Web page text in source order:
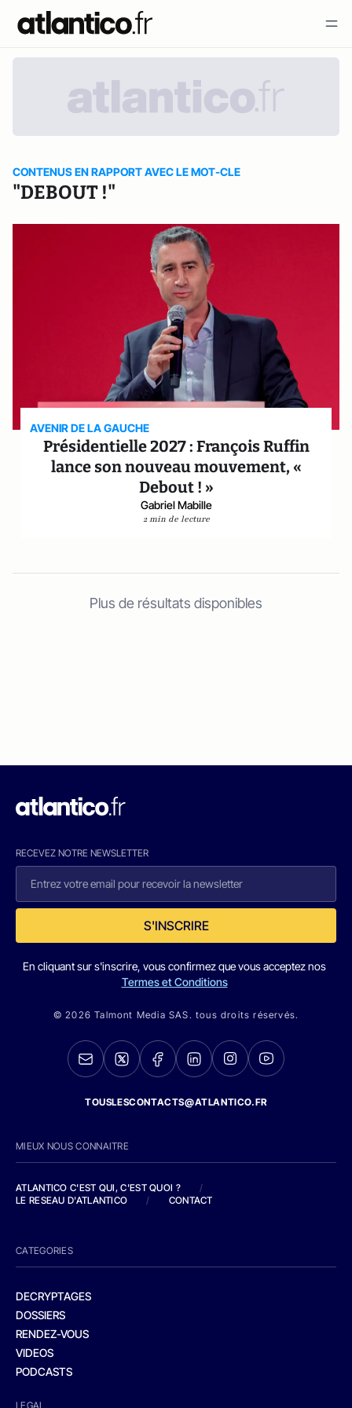
CONTENUS EN RAPPORT AVEC LE MOT-CLE
"DEBOUT !"
AVENIR DE LA GAUCHE
Présidentielle 2027 : François Ruffin
lance son nouveau mouvement, «
Debout ! »
Gabriel Mabille
2 min de lecture
Plus de résultats disponibles
RECEVEZ NOTRE NEWSLETTER
S'INSCRIRE
En cliquant sur s'inscrire, vous confirmez que vous acceptez nos
Termes et Conditions
© 2026 Talmont Media SAS. tous droits réservés.
TOUSLESCONTACTS@ATLANTICO.FR
MIEUX NOUS CONNAITRE
ATLANTICO C'EST QUI, C'EST QUOI ?
/
LE RESEAU D'ATLANTICO
/ CONTACT
CATEGORIES
DECRYPTAGES
DOSSIERS
RENDEZ-VOUS
VIDEOS
PODCASTS
LEGAL